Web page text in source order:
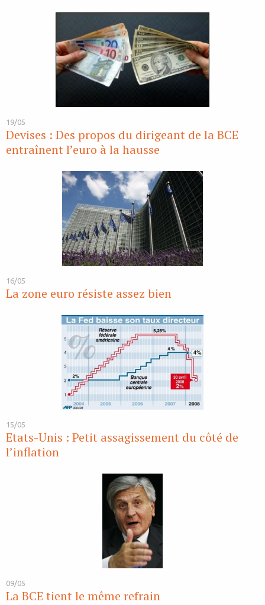
19/05
Devises : Des propos du dirigeant de la BCE
entraînent l’euro à la hausse
16/05
La zone euro résiste assez bien
15/05
Etats-Unis : Petit assagissement du côté de
l’inflation
09/05
La BCE tient le même refrain